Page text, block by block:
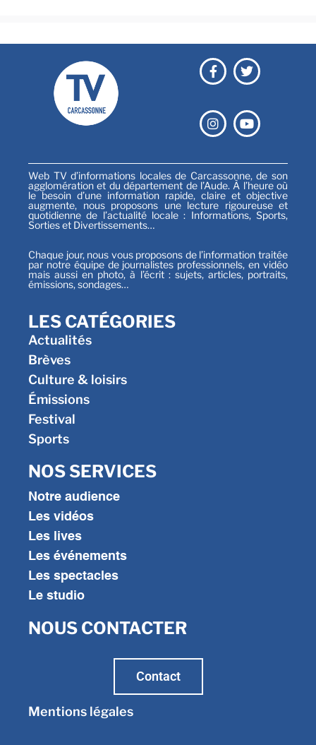
Web TV d’informations locales de Carcassonne, de son
agglomération et du département de l’Aude. À l’heure où
le besoin d’une information rapide, claire et objective
augmente, nous proposons une lecture rigoureuse et
quotidienne de l’actualité locale : Informations, Sports,
Sorties et Divertissements…
Chaque jour, nous vous proposons de l’information traitée
par notre équipe de journalistes professionnels, en vidéo
mais aussi en photo, à l’écrit : sujets, articles, portraits,
émissions, sondages…
LES CATÉGORIES
Actualités
Brèves
Culture & loisirs
Émissions
Festival
Sports
NOS SERVICES
Notre audience
Les vidéos
Les lives
Les événements
Les spectacles
Le studio
NOUS CONTACTER
Contact
Mentions légales